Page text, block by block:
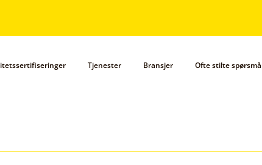
Tjenester Bransjer Ofte stilte